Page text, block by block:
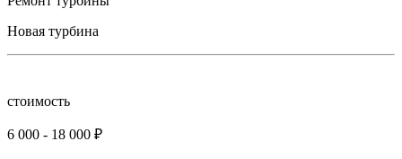
Новая турбина
стоимость
6 000 - 18 000 ₽